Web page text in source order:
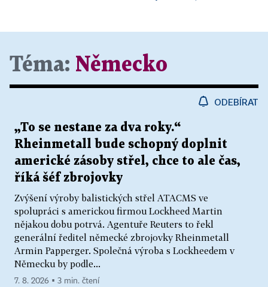
Téma: Německo
ODEBÍRAT
„To se nestane za dva roky.“
Rheinmetall bude schopný doplnit
americké zásoby střel, chce to ale čas,
říká šéf zbrojovky
Zvýšení výroby balistických střel ATACMS ve
spolupráci s americkou firmou Lockheed Martin
nějakou dobu potrvá. Agentuře Reuters to řekl
generální ředitel německé zbrojovky Rheinmetall
Armin Papperger. Společná výroba s Lockheedem v
Německu by podle...
7. 8. 2026 ▪ 3 min. čtení